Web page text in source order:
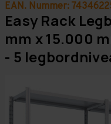
EAN. Nummer:
Easy Rack
mm x 15.000
- 5